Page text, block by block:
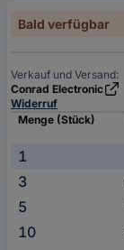
Bald verfügbar
Verkauf und Versand:
Conrad Electronic
Widerruf
Menge (Stück)
1
3
5
10